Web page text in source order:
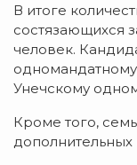
В итоге
состязающихся
человек.
одномандатному
Унечскому
Кроме того,